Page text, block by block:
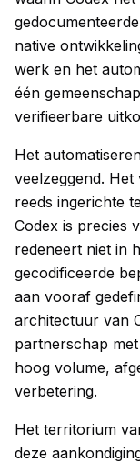
native
werk en het
één
verifieerbare
Het
veelzeggend.
reeds ingerichte
Codex is precies
redeneert niet in
gecodificeerde
aan vooraf
architectuur van
partnerschap
hoog volume,
verbetering.
Het territorium
deze